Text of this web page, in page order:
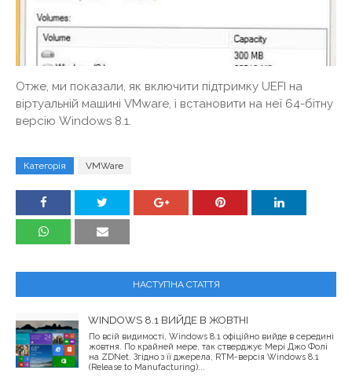
Отже, ми показали, як включити підтримку UEFI на
віртуальній машині VMware, і встановити на неї 64-бітну
версію Windows 8.1.
Категорія VMWare
НАСТУПНА СТАТТЯ
WINDOWS 8.1 ВИЙДЕ В ЖОВТНІ
По всій видимості, Windows 8.1 офіційно вийде в середині
жовтня. По крайней мере, так стверджує Мері Джо Фолі
на ZDNet. Згідно з її джерела, RTM-версія Windows 8.1
(Release to Manufacturing)...